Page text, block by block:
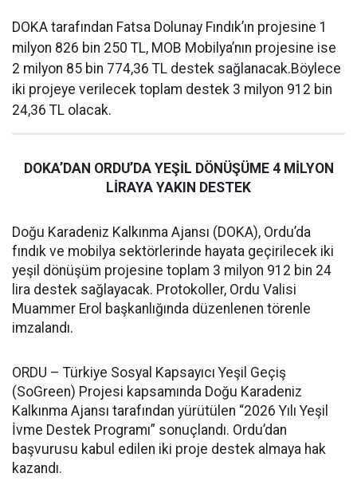
DOKA tarafından Fatsa Dolunay Fındık’ın projesine 1
milyon 826 bin 250 TL, MOB Mobilya’nın projesine ise
2 milyon 85 bin 774,36 TL destek sağlanacak.Böylece
iki projeye verilecek toplam destek 3 milyon 912 bin
24,36 TL olacak.
DOKA’DAN ORDU’DA YEŞİL DÖNÜŞÜME 4 MİLYON
LİRAYA YAKIN DESTEK
Doğu Karadeniz Kalkınma Ajansı (DOKA), Ordu’da
fındık ve mobilya sektörlerinde hayata geçirilecek iki
yeşil dönüşüm projesine toplam 3 milyon 912 bin 24
lira destek sağlayacak. Protokoller, Ordu Valisi
Muammer Erol başkanlığında düzenlenen törenle
imzalandı.
ORDU – Türkiye Sosyal Kapsayıcı Yeşil Geçiş
(SoGreen) Projesi kapsamında Doğu Karadeniz
Kalkınma Ajansı tarafından yürütülen “2026 Yılı Yeşil
İvme Destek Programı” sonuçlandı. Ordu’dan
başvurusu kabul edilen iki proje destek almaya hak
kazandı.